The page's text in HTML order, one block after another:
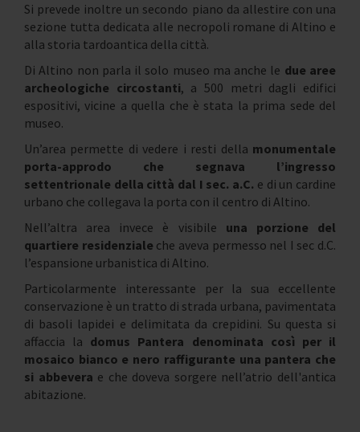
Si prevede inoltre un secondo piano da allestire con una
sezione tutta dedicata alle necropoli romane di Altino e
alla storia tardoantica della città.
Di Altino non parla il solo museo ma anche le due aree
archeologiche circostanti, a 500 metri dagli edifici
espositivi, vicine a quella che è stata la prima sede del
museo.
Un’area permette di vedere i resti della monumentale
porta-approdo che segnava l’ingresso
settentrionale della città dal I sec. a.C. e di un cardine
urbano che collegava la porta con il centro di Altino.
Nell’altra area invece è visibile una porzione del
quartiere residenziale che aveva permesso nel I sec d.C.
l’espansione urbanistica di Altino.
Particolarmente interessante per la sua eccellente
conservazione è un tratto di strada urbana, pavimentata
di basoli lapidei e delimitata da crepidini. Su questa si
affaccia la domus Pantera denominata così per il
mosaico bianco e nero raffigurante una pantera che
si abbevera e che doveva sorgere nell’atrio dell'antica
abitazione.